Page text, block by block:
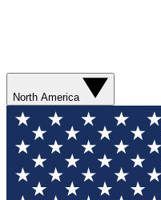
North America